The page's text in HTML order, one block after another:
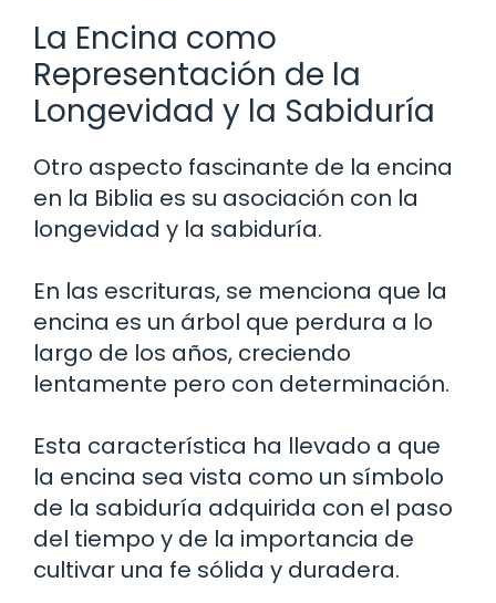
La Encina como
Representación de la
Longevidad y la Sabiduría
Otro aspecto fascinante de la encina
en la Biblia es su asociación con la
longevidad y la sabiduría.
En las escrituras, se menciona que la
encina es un árbol que perdura a lo
largo de los años, creciendo
lentamente pero con determinación.
Esta característica ha llevado a que
la encina sea vista como un símbolo
de la sabiduría adquirida con el paso
del tiempo y de la importancia de
cultivar una fe sólida y duradera.